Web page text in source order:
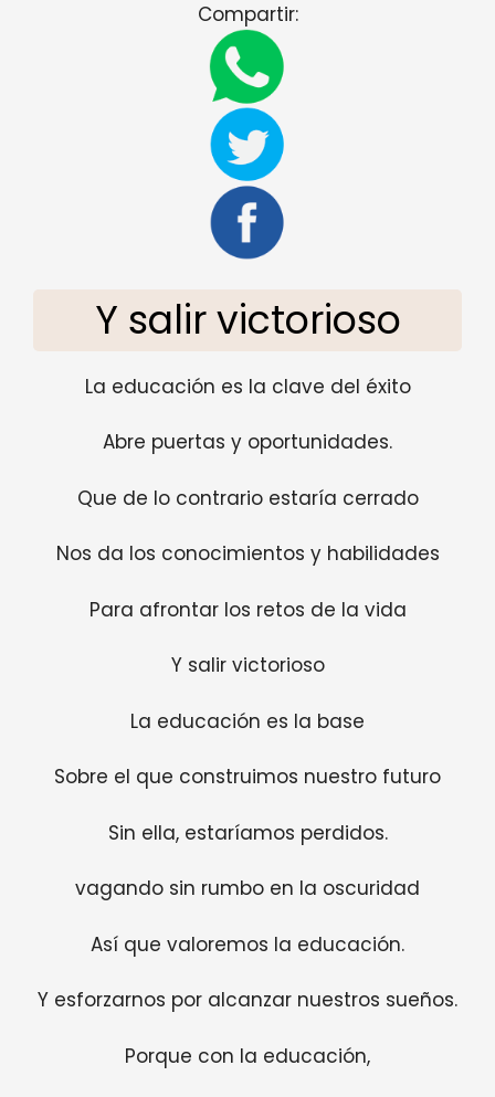
Compartir:
Y salir victorioso
La educación es la clave del éxito
Abre puertas y oportunidades.
Que de lo contrario estaría cerrado
Nos da los conocimientos y habilidades
Para afrontar los retos de la vida
Y salir victorioso
La educación es la base
Sobre el que construimos nuestro futuro
Sin ella, estaríamos perdidos.
vagando sin rumbo en la oscuridad
Así que valoremos la educación.
Y esforzarnos por alcanzar nuestros sueños.
Porque con la educación,